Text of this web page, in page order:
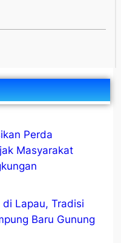
Perda
Masyarakat
Lapau, Tradisi
Baru Gunung